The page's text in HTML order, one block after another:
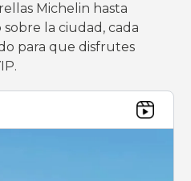
Michelin hasta
la ciudad, cada
para que disfrutes